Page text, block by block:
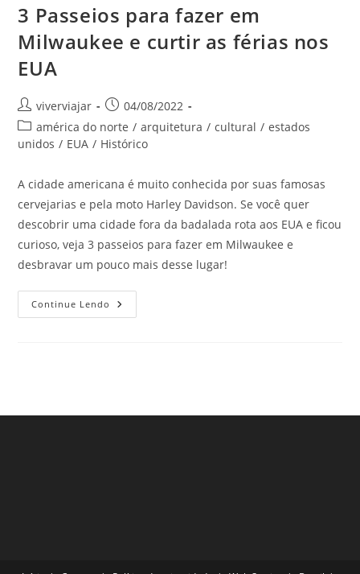
3 Passeios para fazer em
Milwaukee e curtir as férias nos
EUA
Autor
do
post:
viverviajar
Post
publicado:
04/08/2022
Categoria
do
américa do norte / arquitetura / cultural / estados
unidos / EUA / Histórico
A cidade americana é muito conhecida por suas famosas
cervejarias e pela moto Harley Davidson. Se você quer
descobrir uma cidade fora da badalada rota aos EUA e ficou
curioso, veja 3 passeios para fazer em Milwaukee e
desbravar um pouco mais desse lugar!
Continue Lendo
Passeios
Nos